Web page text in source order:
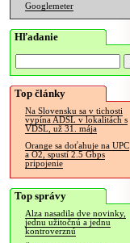
Googlemeter
Hľadanie
Top články
Na Slovensku sa v tichosti
vypína ADSL v lokalitách s
VDSL, už 31. mája
Orange sa doťahuje na UPC
a O2, spustí 2.5 Gbps
pripojenie
Top správy
Alza nasadila dve novinky,
jednu užitočnú a jednu
kontroverznú